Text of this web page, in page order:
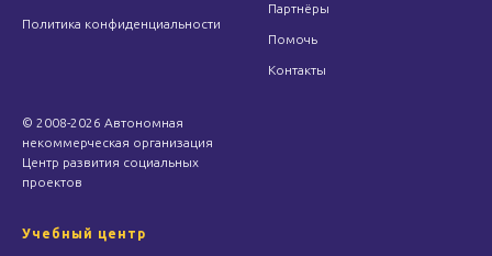
Политика конфиденциальности
© 2008-2026 Автономная
некоммерческая организация
Центр развития социальных
проектов
Партнёры
Помочь
Контакты
Учебный центр